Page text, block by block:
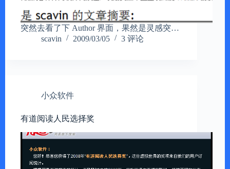
突然去看了下 Author 界面，果然是灵感突…
scavin
2009/03/05 3 评论
小众软件
有道阅读人民选择奖